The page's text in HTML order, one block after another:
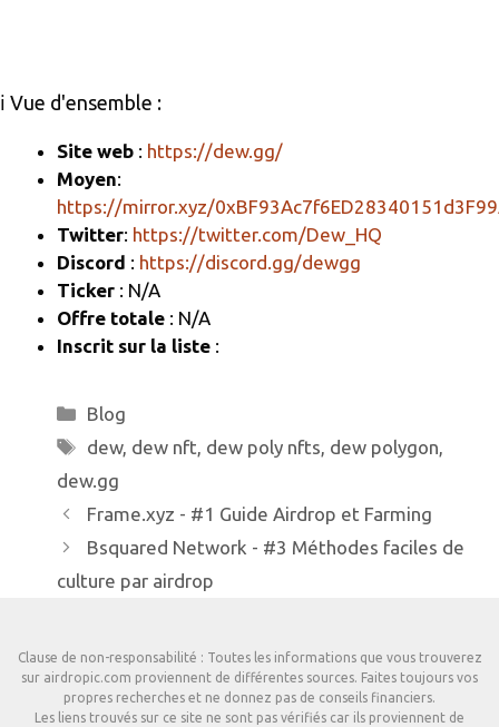
m o
k
ℹ️ Vue d'ensemble :
Site web : https://dew.gg/
Moyen:
https://mirror.xyz/
Twitter: https://twitter.com/Dew_HQ
Discord : https://discord.gg/dewgg
Ticker : N/A
Offre totale : N/A
Inscrit sur la liste :
Catégories
Blog
Étiquettes
dew, dew nft dew poly nfts dew polygon
dew.gg
Frame.xyz - #1 Guide Airdrop et Farming
Bsquared Network - #3 Méthodes faciles de
culture par airdrop
Clause de non-responsabilité : Toutes les informations que vous trouverez
sur airdropic.com proviennent de différentes sources. Faites toujours vos
propres recherches et ne donnez pas de conseils financiers.
Les liens trouvés sur ce site ne sont pas vérifiés car ils proviennent de